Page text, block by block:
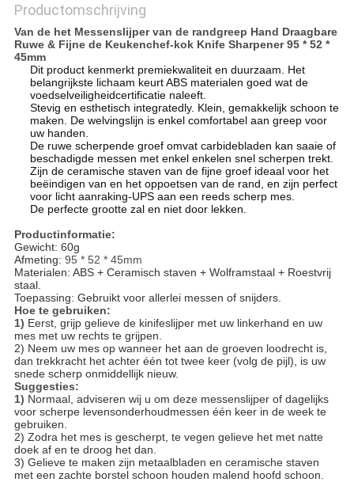
Productomschrijving
Van de het Messenslijper van de randgreep Hand Draagbare
Ruwe & Fijne de Keukenchef-kok Knife Sharpener 95 * 52 *
45mm
Dit product kenmerkt premiekwaliteit en duurzaam. Het
belangrijkste lichaam keurt ABS materialen goed wat de
voedselveiligheidcertificatie naleeft.
Stevig en esthetisch integratedly. Klein, gemakkelijk schoon te
maken. De welvingslijn is enkel comfortabel aan greep voor
uw handen.
De ruwe scherpende groef omvat carbidebladen kan saaie of
beschadigde messen met enkel enkelen snel scherpen trekt.
Zijn de ceramische staven van de fijne groef ideaal voor het
beëindigen van en het oppoetsen van de rand, en zijn perfect
voor licht aanraking-UPS aan een reeds scherp mes.
De perfecte grootte zal en niet door lekken.
Productinformatie:
Gewicht: 60g
Afmeting: 95 * 52 * 45mm
Materialen: ABS + Ceramisch staven + Wolframstaal + Roestvrij
staal.
Toepassing: Gebruikt voor allerlei messen of snijders.
Hoe te gebruiken:
1) Eerst, grijp gelieve de kinifeslijper met uw linkerhand en uw
mes met uw rechts te grijpen.
2) Neem uw mes op wanneer het aan de groeven loodrecht is,
dan trekkracht het achter één tot twee keer (volg de pijl), is uw
snede scherp onmiddellijk nieuw.
Suggesties:
1) Normaal, adviseren wij u om deze messenslijper of dagelijks
voor scherpe levensonderhoudmessen één keer in de week te
gebruiken.
2) Zodra het mes is gescherpt, te vegen gelieve het met natte
doek af en te droog het dan.
3) Gelieve te maken zijn metaalbladen en ceramische staven
met een zachte borstel schoon houden malend hoofd schoon.